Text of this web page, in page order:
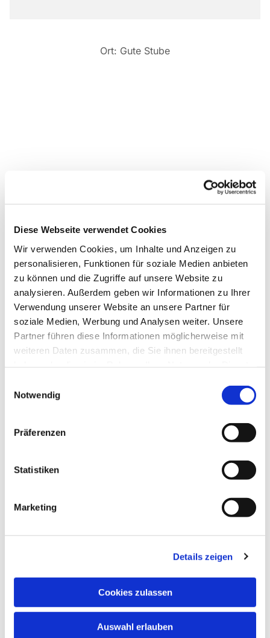
Diese Webseite verwendet Cookies
Wir verwenden Cookies, um Inhalte und Anzeigen zu
personalisieren, Funktionen für soziale Medien anbieten
zu können und die Zugriffe auf unsere Website zu
analysieren. Außerdem geben wir Informationen zu Ihrer
Verwendung unserer Website an unsere Partner für
soziale Medien, Werbung und Analysen weiter. Unsere
Partner führen diese Informationen möglicherweise mit
weiteren Daten zusammen, die Sie ihnen bereitgestellt
Notwendig
Präferenzen
Statistiken
Marketing
Details zeigen
Cookies zulassen
Auswahl erlauben
Ort: Gute Stube
Dies könnte Sie auch
interessieren